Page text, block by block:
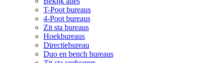
T-Poot bureaus
4-Poot bureaus
Zit sta bureaus
Hoekbureaus
Directiebureau
Duo en bench bureaus